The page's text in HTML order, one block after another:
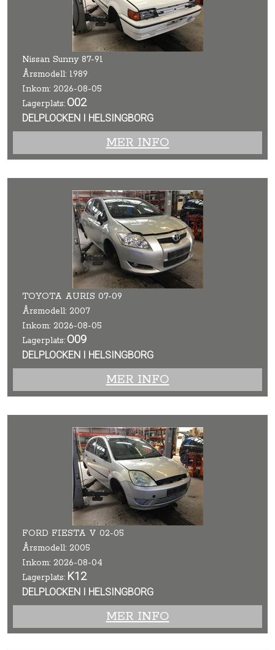
Nissan Sunny 87-91
Årsmodell: 1989
Inkom: 2026-08-05
Lagerplats: O02
DELPLOCKEN I HELSINGBORG
MER INFO
TOYOTA AURIS 07-09
Årsmodell: 2007
Inkom: 2026-08-05
Lagerplats: O09
DELPLOCKEN I HELSINGBORG
MER INFO
FORD FIESTA V 02-05
Årsmodell: 2005
Inkom: 2026-08-04
Lagerplats: K12
DELPLOCKEN I HELSINGBORG
MER INFO